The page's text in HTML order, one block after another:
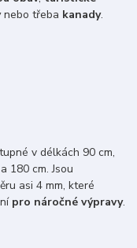
nebo třeba kanady.
v délkách 90 cm,
180 cm. Jsou
asi 4 mm, které
pro náročné výpravy.